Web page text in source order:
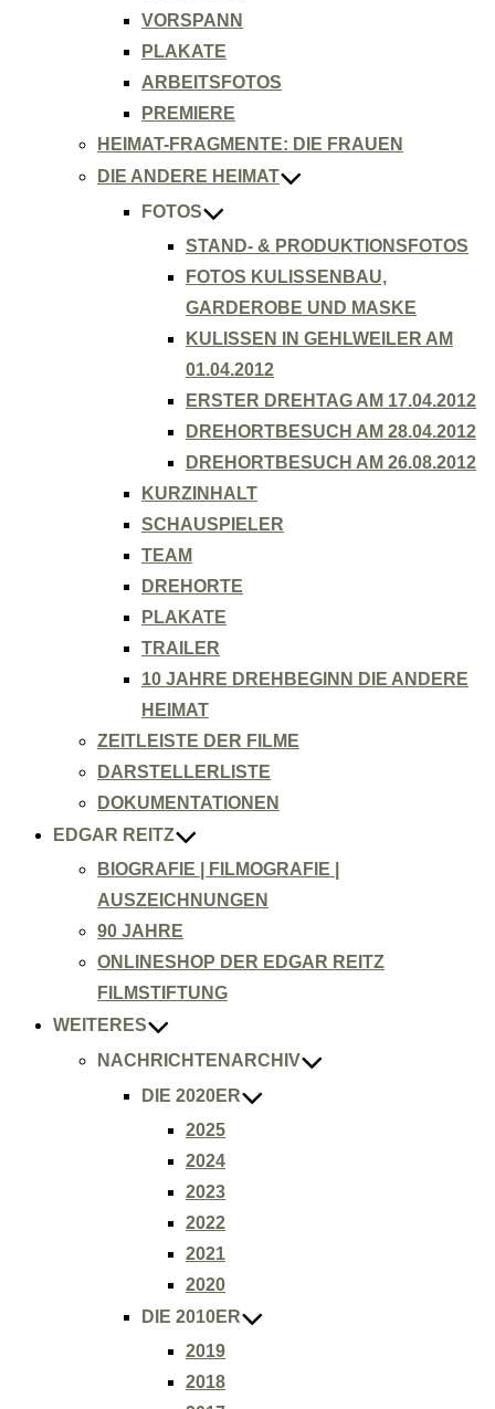
VORSPANN
PLAKATE
ARBEITSFOTOS
PREMIERE
HEIMAT-FRAGMENTE: DIE FRAUEN
DIE ANDERE HEIMAT
FOTOS
STAND- & PRODUKTIONSFOTOS
FOTOS KULISSENBAU,
GARDEROBE UND MASKE
KULISSEN IN GEHLWEILER AM
01.04.2012
ERSTER DREHTAG AM 17.04.2012
DREHORTBESUCH AM 28.04.2012
DREHORTBESUCH AM 26.08.2012
KURZINHALT
SCHAUSPIELER
TEAM
DREHORTE
PLAKATE
TRAILER
10 JAHRE DREHBEGINN DIE ANDERE
HEIMAT
ZEITLEISTE DER FILME
DARSTELLERLISTE
DOKUMENTATIONEN
EDGAR REITZ
BIOGRAFIE | FILMOGRAFIE |
AUSZEICHNUNGEN
90 JAHRE
ONLINESHOP DER EDGAR REITZ
FILMSTIFTUNG
WEITERES
NACHRICHTENARCHIV
DIE 2020ER
2025
2024
2023
2022
2021
2020
DIE 2010ER
2019
2018